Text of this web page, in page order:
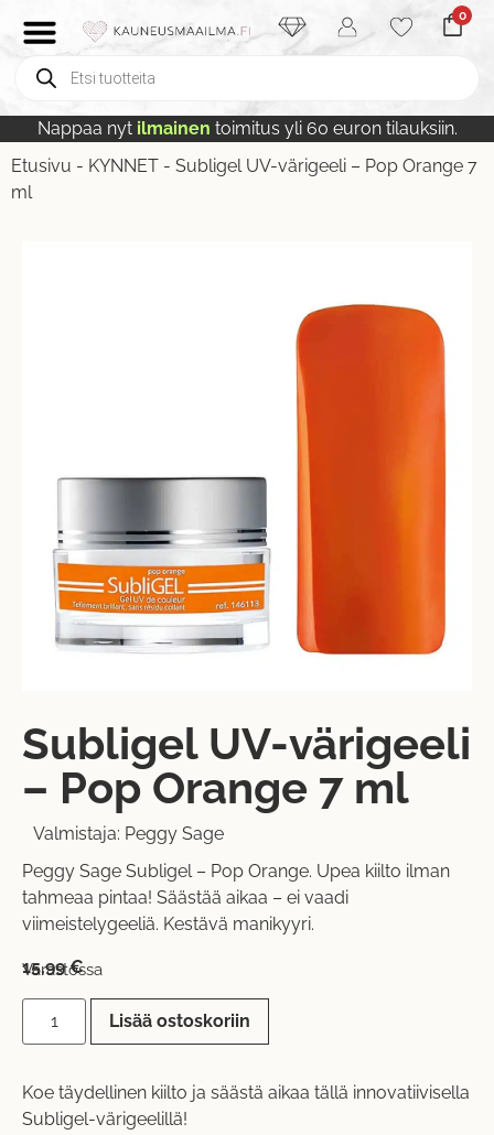
0
Nappaa nyt ilmainen toimitus yli 60 euron tilauksiin.
Etusivu - KYNNET - Subligel UV-värigeeli – Pop Orange 7
ml
Subligel UV-värigeeli
– Pop Orange 7 ml
Valmistaja: Peggy Sage
Peggy Sage Subligel – Pop Orange. Upea kiilto ilman
tahmeaa pintaa! Säästää aikaa – ei vaadi
viimeistelygeeliä. Kestävä manikyyri.
15,99€
Varastossa
Lisää ostoskoriin
Koe täydellinen kiilto ja säästä aikaa tällä innovatiivisella
Subligel-värigeelillä!